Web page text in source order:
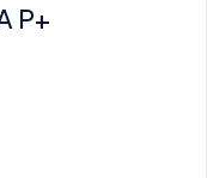
P+